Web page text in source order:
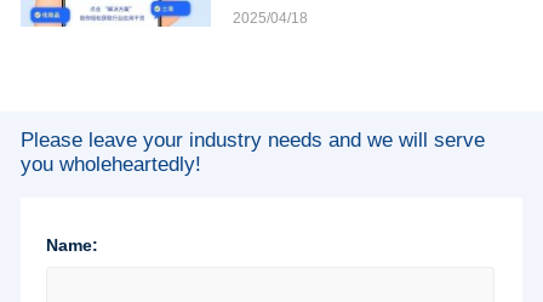
2025/04/18
Please leave your industry needs and we will serve
you wholeheartedly!